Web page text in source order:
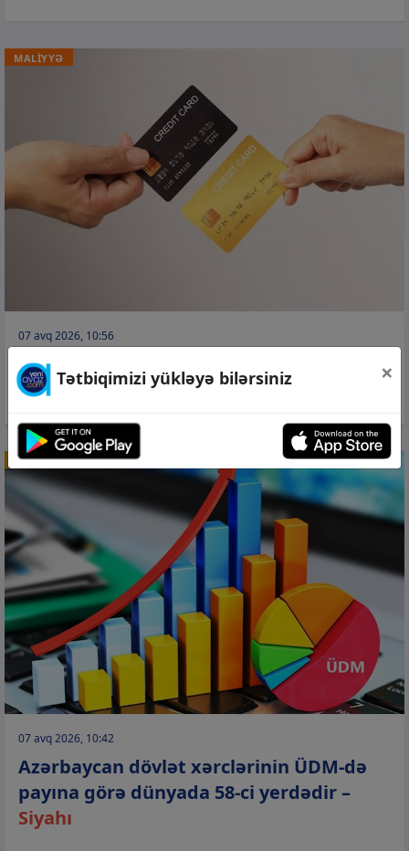
MALİYYƏ
07 avq 2026, 10:56
Kartdan-karta pul göndərməkdə limit
yoxdur –ABA prezidenti açıqladı
İQTİSADİYYAT
07 avq 2026, 10:42
Azərbaycan dövlət xərclərinin ÜDM-də
payına görə dünyada 58-ci yerdədir –
Siyahı
Tətbiqimizi yükləyə bilərsiniz ×